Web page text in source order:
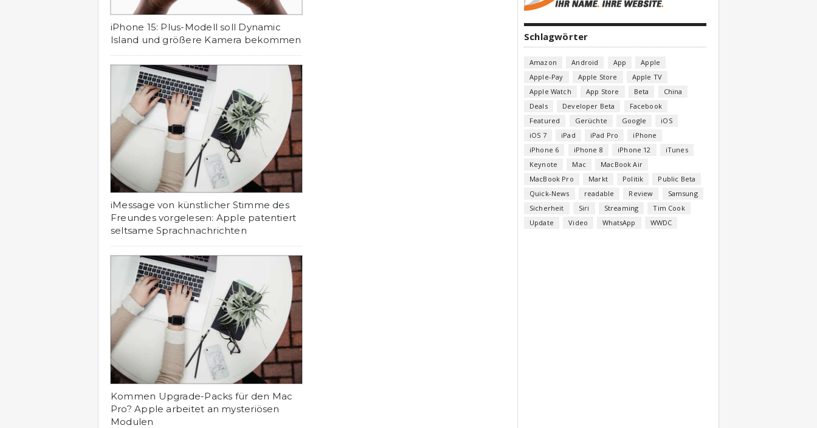
iPhone 15: Plus-Modell soll Dynamic
Island und größere Kamera bekommen
iMessage von künstlicher Stimme des
Freundes vorgelesen: Apple patentiert
seltsame Sprachnachrichten
Kommen Upgrade-Packs für den Mac
Pro? Apple arbeitet an mysteriösen
Modulen
Schlagwörter
Amazon Android App
Apple
Apple-Pay
Apple Store
Apple TV
Apple Watch
App Store Beta
China
Deals
Developer Beta
Facebook
Featured
Gerüchte Google
iOS
iOS 7
iPad iPad Pro
iPhone
iPhone 6
iPhone 8 iPhone 12
iTunes
Keynote
Mac
MacBook Air
MacBook Pro
Markt Politik
Public Beta
Quick-News
readable Review
Samsung
Sicherheit
Siri Streaming
Tim Cook
Update
Video WhatsApp WWDC